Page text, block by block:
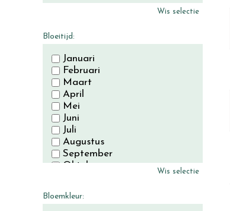
Wis selectie
Bloeitijd:
Januari
Februari
Maart
April
Mei
Juni
Juli
Augustus
September
Oktober
Wis selectie
Bloemkleur: